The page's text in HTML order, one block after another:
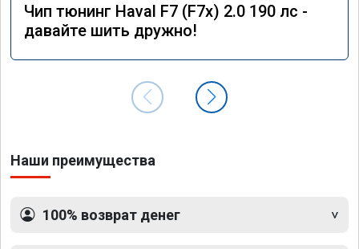
Чип тюнинг Haval F7 (F7x) 2.0 190 лс -
давайте шить дружно!
Наши преимущества
100% возврат денег